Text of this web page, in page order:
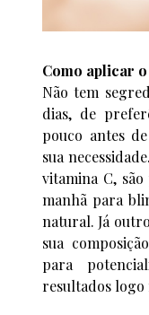
Como aplicar
Não tem
dias, de
pouco antes
sua
vitamina C,
manhã para
natural. Já
sua
para
resultados logo